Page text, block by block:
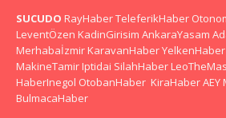
SUCUDO RayHaberTeleferikHaber
LeventÖzen KadinGirisim AnkaraYasam
Merhabaİzmir KaravanHaberYelkenHaber
MakineTamir Iptidai SilahHaber
HaberInegol OtobanHaber KiraHaberAEY
BulmacaHaber